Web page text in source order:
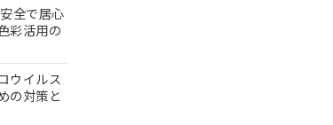
全で居心
彩活用の
ウイルス
の対策と